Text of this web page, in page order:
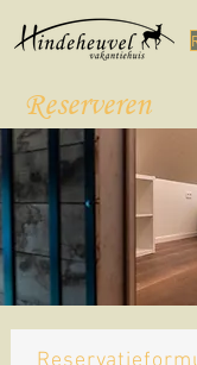
Reserveren